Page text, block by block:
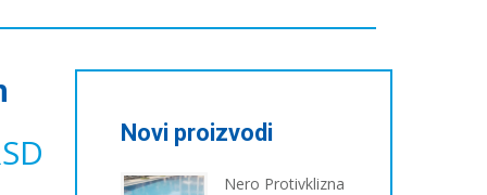
Novi proizvodi
Nero Protivklizna